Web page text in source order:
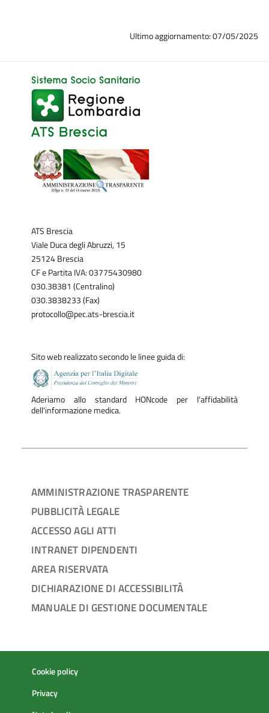
Ultimo aggiornamento: 07/05/2025
ATS Brescia
Viale Duca degli Abruzzi, 15
25124 Brescia
CF e Partita IVA: 03775430980
030.38381 (Centralino)
030.3838233 (Fax)
protocollo@pec.ats-brescia.it
Sito web realizzato secondo le linee guida di:
Aderiamo allo standard HONcode per l'affidabilità
dell'informazione medica.
AMMINISTRAZIONE TRASPARENTE
PUBBLICITÀ LEGALE
ACCESSO AGLI ATTI
INTRANET DIPENDENTI
AREA RISERVATA
DICHIARAZIONE DI ACCESSIBILITÀ
MANUALE DI GESTIONE DOCUMENTALE
Cookie policy
Privacy